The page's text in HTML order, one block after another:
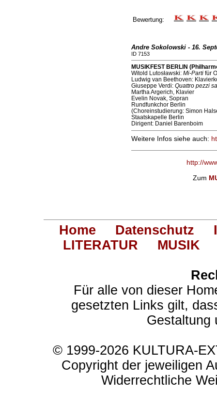
Bewertung:
Andre Sokolowski - 16.
ID 7153
MUSIKFEST BERLIN
Witold Lutosławski: Mi-Partifür
Ludwig van Beethoven:
Giuseppe Verdi: Quattro pezzi
Martha Argerich, Klavier
Evelin Novak, Sopran
Rundfunkchor Berlin
(Choreinstudierung: Simon
Staatskapelle Berlin
Dirigent: Daniel Barenboim
Weitere Infos siehe auch:
http://
Zum
Home Datenschutz
LITERATUR
MUSIK
Für alle von dieser
gesetzten Links gilt,
Gestaltung
© 1999-2026 KULTURA-
Copyright der jeweiligen
Widerrechtliche